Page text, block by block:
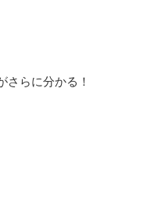
さらに分かる！